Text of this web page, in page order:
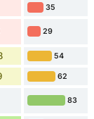
35
29
54
62
83